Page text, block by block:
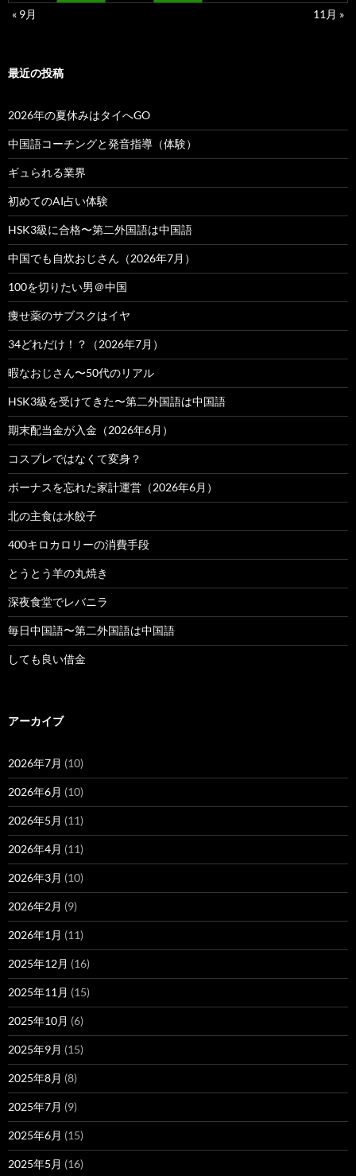
« 9月
11月 »
最近の投稿
2026年の夏休みはタイへGO
中国語コーチングと発音指導（体験）
ギュられる業界
初めてのAI占い体験
HSK3級に合格〜第二外国語は中国語
中国でも自炊おじさん（2026年7月）
100を切りたい男＠中国
痩せ薬のサブスクはイヤ
34どれだけ！？（2026年7月）
暇なおじさん〜50代のリアル
HSK3級を受けてきた〜第二外国語は中国語
期末配当金が入金（2026年6月）
コスプレではなくて変身？
ボーナスを忘れた家計運営（2026年6月）
北の主食は水餃子
400キロカロリーの消費手段
とうとう羊の丸焼き
深夜食堂でレバニラ
毎日中国語〜第二外国語は中国語
しても良い借金
アーカイブ
2026年7月 (10)
2026年6月 (10)
2026年5月 (11)
2026年4月 (11)
2026年3月 (10)
2026年2月 (9)
2026年1月 (11)
2025年12月 (16)
2025年11月 (15)
2025年10月 (6)
2025年9月 (15)
2025年8月 (8)
2025年7月 (9)
2025年6月 (15)
2025年5月 (16)